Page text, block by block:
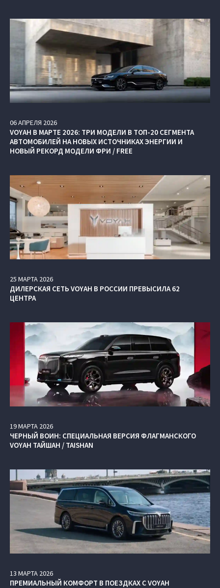
06АПРЕЛЯ 2026
VOYAH В МАРТЕ 2026: ТРИ МОДЕЛИ В ТОП-20 СЕГМЕНТА
АВТОМОБИЛЕЙ НА НОВЫХ ИСТОЧНИКАХ ЭНЕРГИИ И
НОВЫЙ РЕКОРД МОДЕЛИ ФРИ / FREE
25 МАРТА 2026
ДИЛЕРСКАЯ СЕТЬ VOYAH В РОССИИ ПРЕВЫСИЛА 62
ЦЕНТРА
19МАРТА 2026
ЧЕРНЫЙ ВОИН: СПЕЦИАЛЬНАЯ ВЕРСИЯ ФЛАГМАНСКОГО
VOYAH ТАЙШАН / TAISHAN
13 МАРТА 2026
ПРЕМИАЛЬНЫЙ КОМФОРТ В ПОЕЗДКАХ С VOYAH